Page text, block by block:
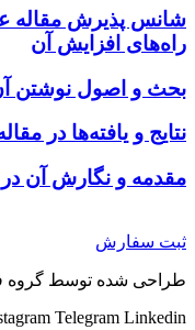
شانس پذیرش مقاله
راه‌های افزایش آن
بحث و اصول نوشتن
نتایج و یافته‌ها در
مقدمه و نگارش آن
ثبت سفارش
طراحی شده توسط گروه
Telegram Linkedin